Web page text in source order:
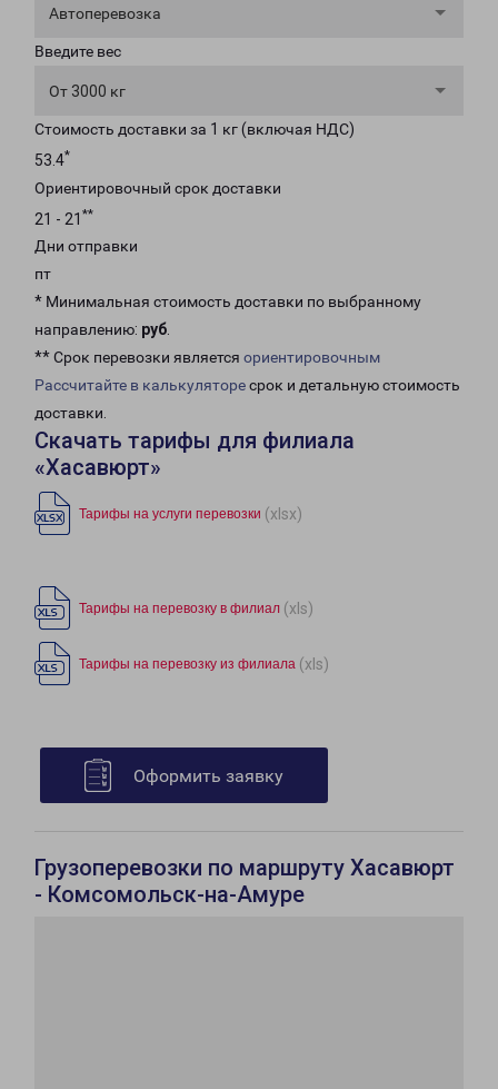
Автоперевозка
Введите вес
От 3000 кг
Стоимость доставки за 1 кг (включая НДС)
53.4*
Ориентировочный срок доставки
21 - 21 **
Дни отправки
пт
* Минимальная стоимость доставки по выбранному
направлению: руб.
** Срок перевозки является ориентировочным
Рассчитайте в калькуляторесрок и детальную стоимость
доставки.
Скачать тарифы для филиала
«Хасавюрт»
Тарифы на услуги перевозки (xlsx)
Тарифы на перевозку в филиал (xls)
Тарифы на перевозку из филиала (xls)
Оформить заявку
Грузоперевозки по маршруту Хасавюрт
- Комсомольск-на-Амуре